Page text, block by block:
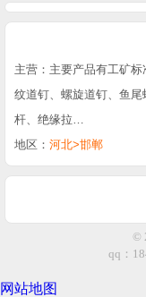
主营：主要产品有工矿
纹道钉、螺旋道钉、鱼
杆、绝缘拉…
地区： 河北>邯郸
©
qq：
网站地图